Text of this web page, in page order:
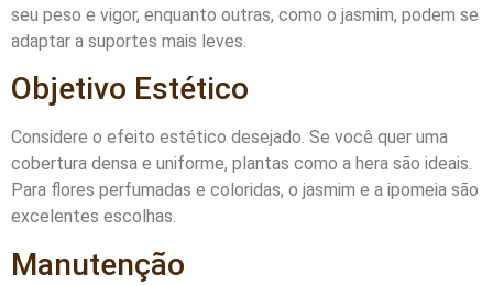
seu peso e vigor, enquanto outras, como o jasmim, podem se
adaptar a suportes mais leves.
Objetivo Estético
Considere o efeito estético desejado. Se você quer uma
cobertura densa e uniforme, plantas como a hera são ideais.
Para flores perfumadas e coloridas, o jasmim e a ipomeia são
excelentes escolhas.
Manutenção